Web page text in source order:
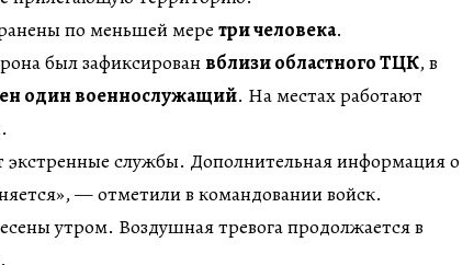
по меньшей мере три человека.
был зафиксирован вблизи областного ТЦК, в
один военнослужащий. На местах работают
экстренные службы. Дополнительная информация о
— отметили в командовании войск.
утром. Воздушная тревога продолжается в